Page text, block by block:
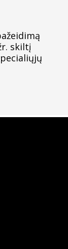
skiltį